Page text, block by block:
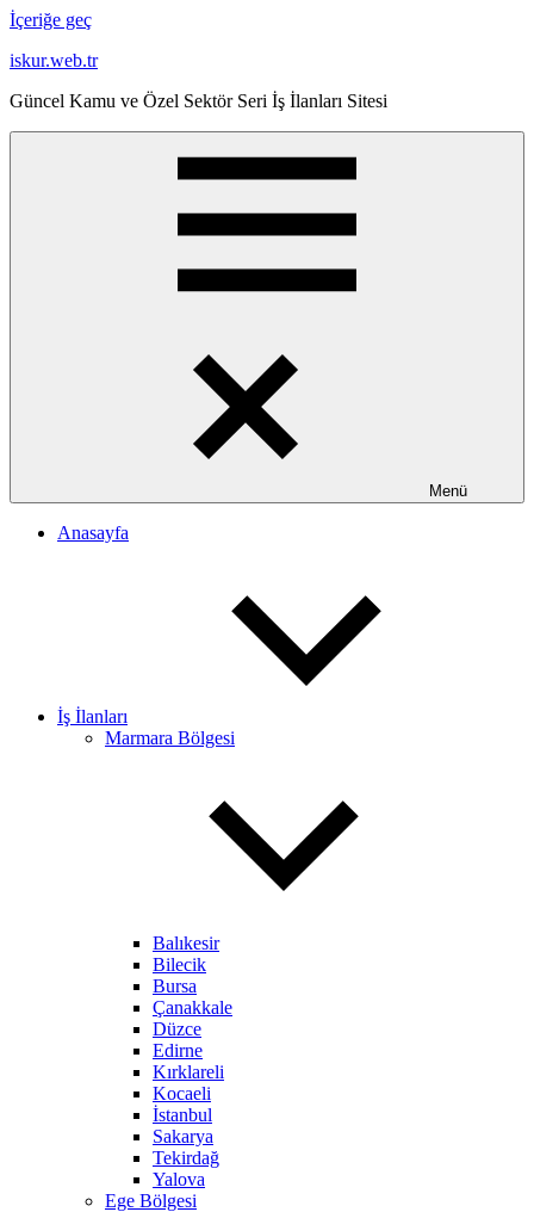
İçeriğe geç
iskur.web.tr
Güncel Kamu ve Özel Sektör Seri İş İlanları Sitesi
Menü
Anasayfa
İş İlanları
Marmara Bölgesi
Balıkesir
Bilecik
Bursa
Çanakkale
Düzce
Edirne
Kırklareli
Kocaeli
İstanbul
Sakarya
Tekirdağ
Yalova
Ege Bölgesi